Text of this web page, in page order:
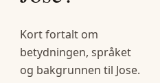
Kort fortalt om
betydningen, språket
og bakgrunnen til Jose.